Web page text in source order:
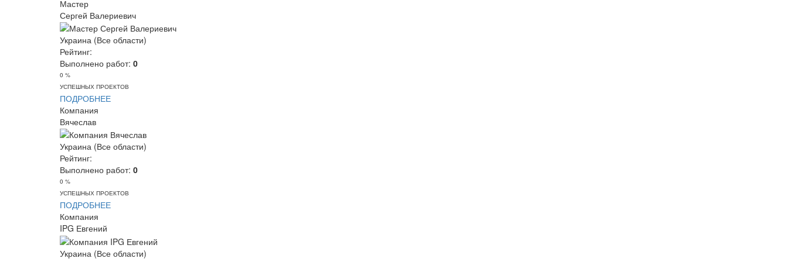
Мастер
Сергей Валериевич
Украина (Все области)
Рейтинг:
Выполнено работ: 0
0 %
УСПЕШНЫХ ПРОЕКТОВ
ПОДРОБНЕЕ
Компания
Вячеслав
Украина (Все области)
Рейтинг:
Выполнено работ: 0
0 %
УСПЕШНЫХ ПРОЕКТОВ
ПОДРОБНЕЕ
Компания
IPG Евгений
Украина (Все области)